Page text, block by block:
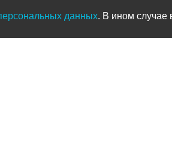
ул. Нахимова
данных. В ином случае